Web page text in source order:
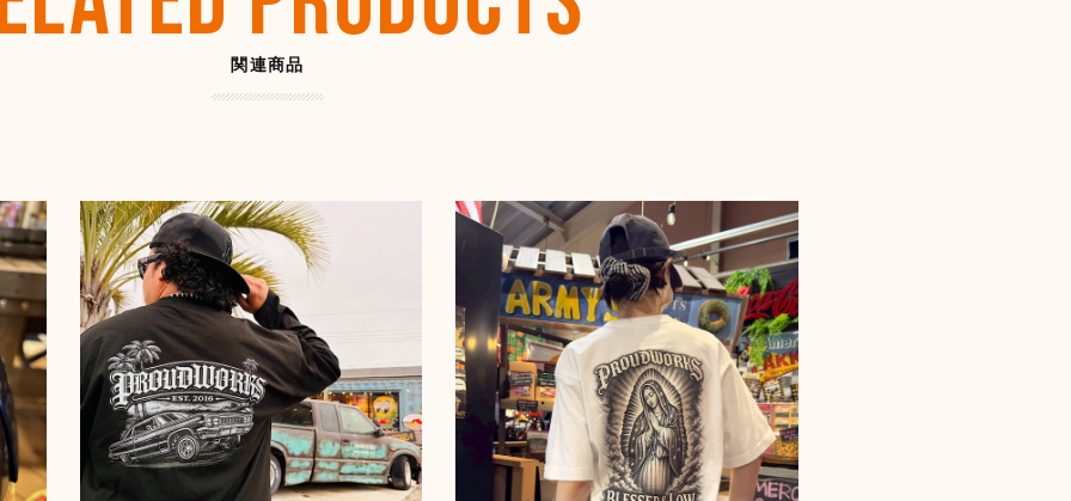
【SHYNESS】ラウンド型小物入れ ★
【OLD SPICE】オールドスパイス フレグランスバー(スティック型) 50ml
キャプテン
2026/07/22
【OLD SPICE】オールドスパイス ×ファブリーズ カークリップ
ティンバー
2026/07/11
関連商品